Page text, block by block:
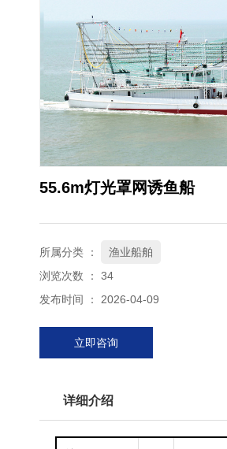
55.6m灯光罩网诱鱼船
所属分类 ：
渔业船舶
浏览次数 ： 34
发布时间 ： 2026-04-09
立即咨询
详细介绍